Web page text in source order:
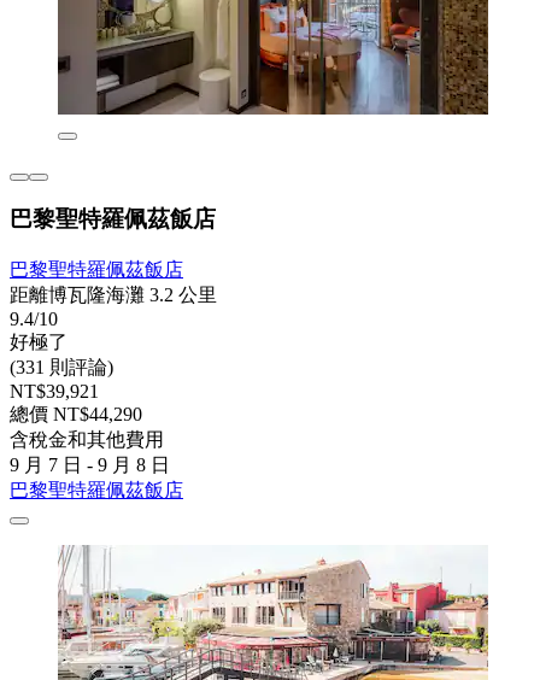
巴黎聖特羅佩茲飯店
巴黎聖特羅佩茲飯店
距離博瓦隆海灘 3.2 公里
9.4/10
好極了
(331 則評論)
NT$39,921
總價 NT$44,290
含稅金和其他費用
9 月 7 日 - 9 月 8 日
巴黎聖特羅佩茲飯店